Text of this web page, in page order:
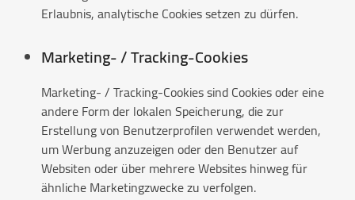
Erlaubnis, analytische Cookies setzen zu dürfen.
Marketing- / Tracking-Cookies
Marketing- / Tracking-Cookies sind Cookies oder eine
andere Form der lokalen Speicherung, die zur
Erstellung von Benutzerprofilen verwendet werden,
um Werbung anzuzeigen oder den Benutzer auf
Websiten oder über mehrere Websites hinweg für
ähnliche Marketingzwecke zu verfolgen.